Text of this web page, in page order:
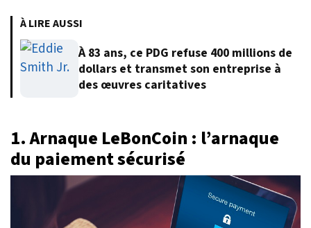
À LIRE AUSSI
À 83 ans, ce PDG refuse 400 millions de
dollars et transmet son entreprise à
des œuvres caritatives
1. Arnaque LeBonCoin : l’arnaque
du paiement sécurisé